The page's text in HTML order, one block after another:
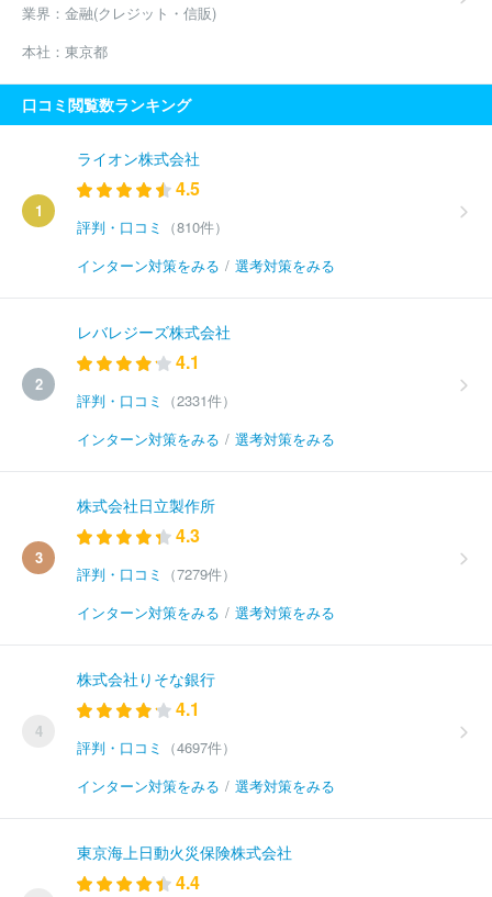
業界： 金融(クレジット・信販)
本社： 東京都
口コミ閲覧数ランキング
1
ライオン株式会社
4.5
評判・口コミ
（810件）
インターン対策をみる / 選考対策をみる
2
レバレジーズ株式会社
4.1
評判・口コミ
（2331件）
インターン対策をみる / 選考対策をみる
3
株式会社日立製作所
4.3
評判・口コミ
（7279件）
インターン対策をみる / 選考対策をみる
4
株式会社りそな銀行
4.1
評判・口コミ
（4697件）
インターン対策をみる / 選考対策をみる
東京海上日動火災保険株式会社
4.4